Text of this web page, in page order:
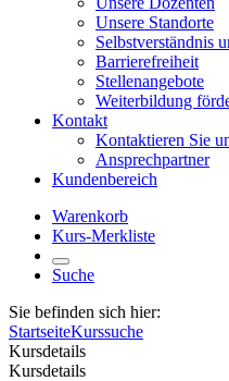
Unsere Standorte
Selbstverständnis
Barrierefreiheit
Stellenangebote
Weiterbildung
Kontakt
Kontaktieren Sie
Ansprechpartner
Kundenbereich
Warenkorb
Kurs-Merkliste
Suche
Sie befinden sich hier:
StartseiteKurssuche
Kursdetails
Kursdetails